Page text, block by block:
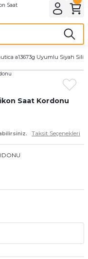
& ELEKTRİK
a13673g Uyumlu Siyah
Saat Kordonu
Taksit Seçenekleri